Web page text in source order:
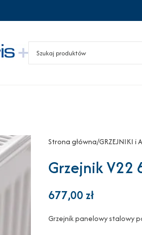
Strona główna GRZEJNIKI i
Grzejnik
677,00zł
Grzejnik panelowy stalowy